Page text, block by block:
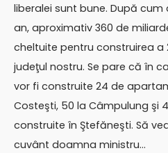
liberalei sunt bune. După
an, aproximativ 360 de
cheltuite pentru construirea a
judeţul nostru. Se pare că în
vor fi construite 24 de
Costeşti, 50 la Câmpulung şi
construite în Ştefăneşti. Să
cuvânt doamna ministru…